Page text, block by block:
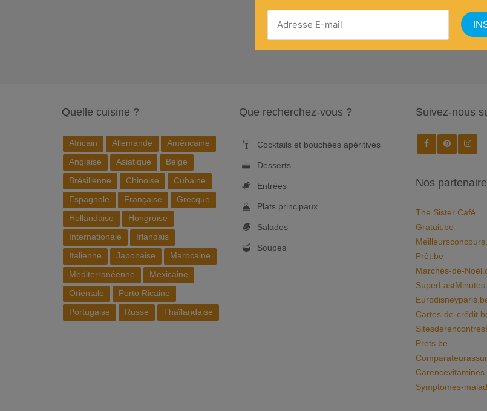
Quelle cuisine ?
Africain Allemande
Américaine
Anglaise
Asiatique
Belge
Brésilienne
Chinoise
Cubaine
Espagnole
Française
Grecque
Hollandaise
Hongroise
Internationale
Irlandais
Italienne
Japonaise
Marocaine
Mediterranéenne
Mexicaine
Orientale
Porto Ricaine
Portugaise
Russe Thaïlandaise
Que recherchez-vous ?
Cocktails et bouchées apéritives
Desserts
Entrées
Plats principaux
Salades
Soupes
Suivez-nous
Nos
The Sister Café
Gratuit.be
Prêt.be
Marchés-de-
Cartes-de-
Prets.be
Symptomes-